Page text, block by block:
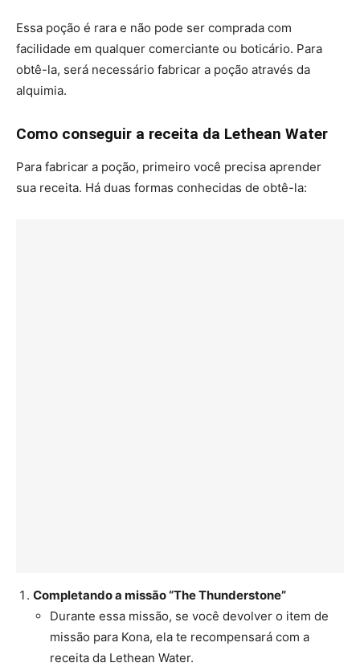
Essa poção é rara e não pode ser comprada com
facilidade em qualquer comerciante ou boticário. Para
obtê-la, será necessário fabricar a poção através da
alquimia.
Como conseguir a receita da Lethean Water
Para fabricar a poção, primeiro você precisa aprender
sua receita. Há duas formas conhecidas de obtê-la:
Completando a missão “The Thunderstone”
Durante essa missão, se você devolver o item de
missão para Kona, ela te recompensará com a
receita da Lethean Water.